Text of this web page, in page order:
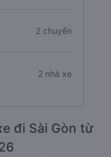
2 chuyến
2 nhà xe
đi Sài Gòn từ